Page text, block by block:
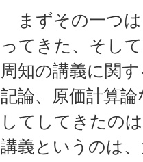
まずその一つは
ってきた、そし
周知の講義に関
記論、原価計算
してしてきたの
講義というのは